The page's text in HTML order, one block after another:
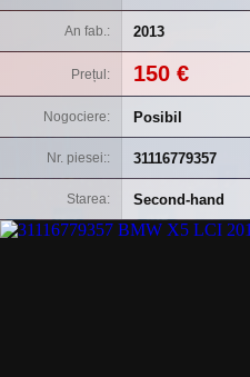
An fab. 2013
Prețul 150 €
Nogociere Posibil
Nr. piesei: 31116779357
Starea Second-hand